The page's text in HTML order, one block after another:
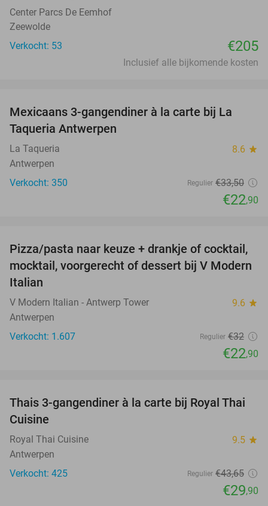
Center Parcs De Eemhof
Zeewolde
Verkocht: 53
€205
Inclusief alle bijkomende kosten
32%
Mexicaans 3-gangendiner à la carte bij La
Taqueria Antwerpen
La Taqueria 8.6 star
Antwerpen
Verkocht: 350
Regulier €33,50
€22,90
28%
Pizza/pasta naar keuze + drankje of cocktail,
mocktail, voorgerecht of dessert bij V Modern
Italian
V Modern Italian - Antwerp Tower 9.6 star
Antwerpen
Verkocht: 1.607
Regulier €32
€22,90
32%
Thais 3-gangendiner à la carte bij Royal Thai
Cuisine
Royal Thai Cuisine 9.5 star
Antwerpen
Verkocht: 425
Regulier €43,65
€29,90